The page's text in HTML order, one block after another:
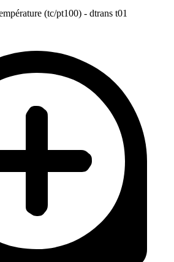
(tc/pt100) - dtrans t01